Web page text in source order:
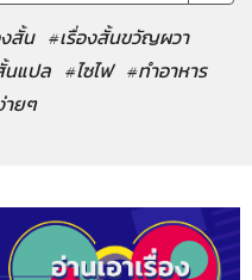
สั้น #เรื่องสั้นขวัญผวา
นแปล #ไซไฟ #ทำอาหาร
ายๆ